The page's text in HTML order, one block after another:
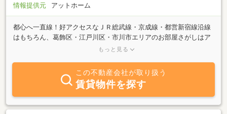
情報提供元
アットホーム
都心へ一直線！好アクセスなＪＲ総武線・京成線・都営新宿線沿線
はもちろん、葛飾区・江戸川区・市川市エリアのお部屋さがしはア
イレントホームにおまかせ！通勤・通学範囲に合わせ、ご希望の条
し致します。一緒にわがまま条件叶えましょう！当社紹介物件は携
帯からもアクセスできます。地域情報や乗車時間など内容も盛りだ
くさん！下記のＵＲＬから携帯サイトへＧＯ→ｈｔｔｐ：／／ｗｗ
ｗ．ａｉｒｅｎｔｈｏｍｅ．ｃｏ．ｊｐ／ｍｏｂｉｌｅ／
もっと見る
この不動産会社が取り扱う
賃貸物件を探す